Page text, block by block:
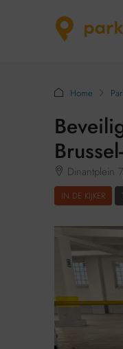
Home
Dinantplein
IN DE KIJKER